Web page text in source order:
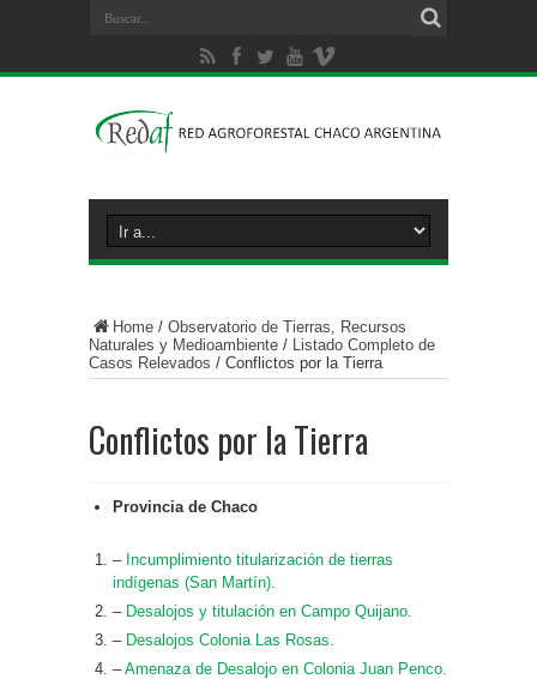
Home / Observatorio de Tierras, Recursos
Naturales y Medioambiente / Listado Completo de
Casos Relevados / Conflictos por la Tierra
Conflictos por la Tierra
Provincia de Chaco
– Incumplimiento titularización de tierras
indígenas (San Martín).
– Desalojos y titulación en Campo Quijano.
– Desalojos Colonia Las Rosas.
–Amenaza de Desalojo en Colonia Juan Penco.